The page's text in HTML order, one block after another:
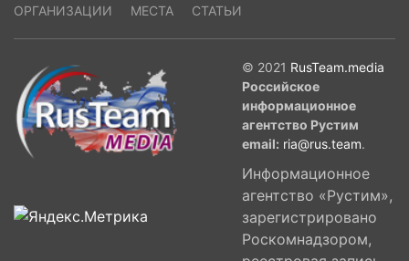
ОРГАНИЗАЦИИ
МЕСТА СТАТЬИ
© 2021 RusTeam.media
Российское
информационное
агентство Рустим
email: ria@rus.team.
Информационное
агентство «Рустим»,
зарегистрировано
Роскомнадзором,